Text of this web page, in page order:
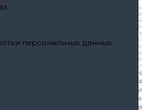
персональных данных